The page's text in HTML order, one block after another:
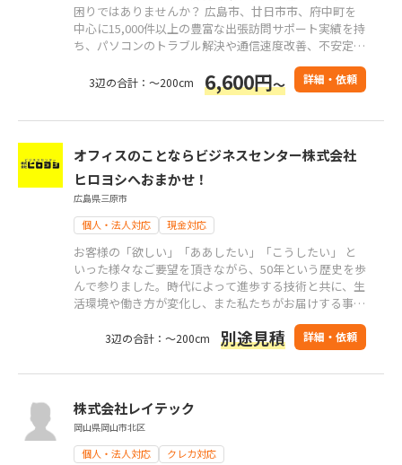
困りではありませんか？ 広島市、廿日市市、府中町を
中心に15,000件以上の豊富な出張訪問サポート実績を持
ち、パソコンのトラブル解決や通信速度改善、不安定な
WIFI速度の高速化などをしてきました。パソコンの使い
方や周辺機器や防犯カメラ、家具お組み立てなどに関す
るお困りごとに親身になって寄り添うことを心がけてい
3辺の合計：～200cm 6,600円～ 詳細・依頼
オフィスのことならビジネスセンター株式会社
ヒロヨシへおまかせ！
広島県三原市
個人・法人対応 現金対応
お客様の「欲しい」「ああしたい」「こうしたい」 と
いった様々なご要望を頂きながら、50年という歴史を歩
んで参りました。時代によって進歩する技術と共に、生
活環境や働き方が変化し、また私たちがお届けする事務
用品や事務機などの道具も大きく変化してきています。
私たちはこのような時代の変化に対応しながら、これか
らもオフィス環境、オフィス家具、事務機器、事務用
品、船舶用家具、お住まいの家具までご提案します。
3辺の合計：～200cm 別途見積 詳細・依頼
株式会社レイテック
岡山県岡山市北区
個人・法人対応 クレカ対応